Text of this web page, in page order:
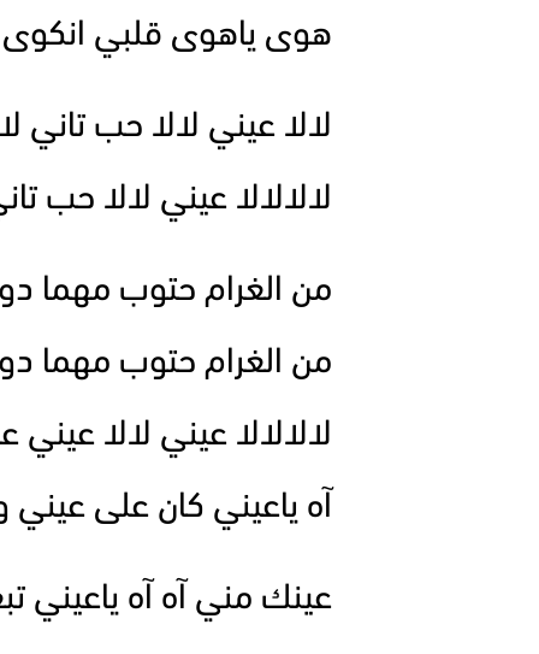
هوى ياهوى قلبي
لالا عيني لالا حب تاني
لالالالا عيني لالا حب
من الغرام حتوب مهما
من الغرام حتوب مهما
لالالالا عيني لالا
آه ياعيني كان على عيني
عينك مني آه آه ياعيني